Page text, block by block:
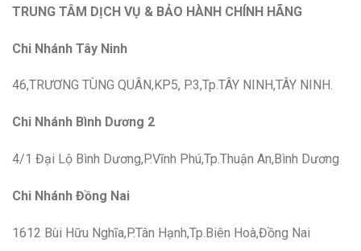
TRUNG TÂM DỊCH VỤ & BẢO HÀNH CHÍNH HÃNG
Chi Nhánh Tây Ninh
46,TRƯƠNG TÙNG QUÂN,KP5, P.3,Tp.TÂY NINH,TÂY NINH.
Chi Nhánh Bình Dương 2
4/1 Đại Lộ Bình Dương,P.Vĩnh Phú,Tp.Thuận An,Bình Dương
Chi Nhánh Đồng Nai
1612 Bùi Hữu Nghĩa,P.Tân Hạnh,Tp.Biên Hoà,Đồng Nai